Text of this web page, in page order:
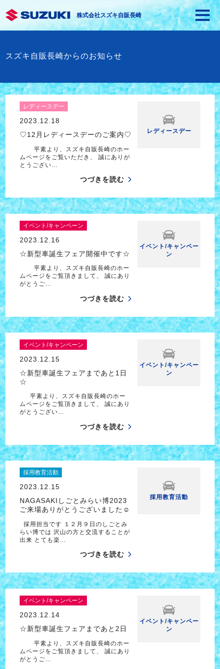
株式会社スズキ自販長崎
スズキ自販長崎からのお知らせ
レディースデー
2023.12.18
♡12月レディースデーのご案内♡
平素より、スズキ自販長崎のホー
ムページをご覧いただき、 誠にありが
とうござい…
つづきを読む
レディースデー
イベント/キャンペーン
2023.12.16
☆新型車誕生フェア開催中です☆
平素より、スズキ自販長崎のホー
ムページをご覧頂きまして、 誠にあり
がとうご…
つづきを読む
イベント/キャンペー
ン
イベント/キャンペーン
2023.12.15
☆新型車誕生フェアまであと1日
☆
平素より、スズキ自販長崎のホー
ムページをご覧頂きまして、 誠にあり
がとうござい…
つづきを読む
イベント/キャンペー
ン
採用教育活動
2023.12.15
NAGASAKIしごとみらい博2023
ご来場ありがとうございました☺
採用担当です １２月９日のしごとみ
らい博では 沢山の方と交流することが
出来 とても楽…
つづきを読む
採用教育活動
イベント/キャンペーン
2023.12.14
☆新型車誕生フェアまであと2日
平素より、スズキ自販長崎のホー
ムページをご覧頂きまして、 誠にあり
がとうご…
イベント/キャンペー
ン